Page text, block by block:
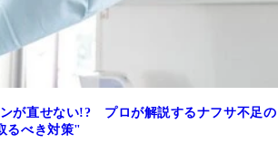
が直せない!? プロが解説するナフサ不足の
るべき対策"